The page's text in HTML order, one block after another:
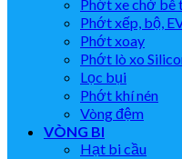
Phớt xe chở bê
Phớt xếp, bộ,
Phớt xoay
Phớt lò xo
Lọc bụi
Phớt khí nén
Vòng đệm
VÒNG BI
Hạt bi cầu